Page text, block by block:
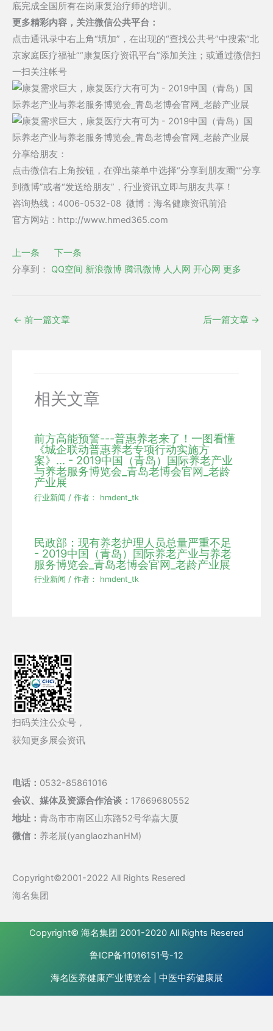
底完成全国所有在岗康复治疗师的培训。
更多精彩内容，关注微信公共平台：
点击通讯录中右上角“填加”，在出现的“查找公共号”中搜索“北
京家庭医疗福祉”“康复医疗资讯平台”添加关注；或通过微信扫
一扫关注帐号
分享给朋友：
点击微信右上角按钮，在弹出菜单中选择“分享到朋友圈”“分享
到微博”或者“发送给朋友”，行业资讯立即与朋友共享！
咨询热线：4006-0532-08 微博：海名健康资讯前沿
官方网站：http://www.hmed365.com
上一条
下一条
分享到：
QQ空间 新浪微博 腾讯微博 人人网 开心网 更多
← 前一篇文章 后一篇文章 →
相关文章
前方高能预警---普惠养老来了！一图看懂
《城企联动普惠养老专项行动实施方
案》... - 2019中国（青岛）国际养老产业
与养老服务博览会_青岛老博会官网_老龄
产业展
行业新闻 / 作者： hmdent_tk
民政部：现有养老护理人员总量严重不足
- 2019中国（青岛）国际养老产业与养老
服务博览会_青岛老博会官网_老龄产业展
行业新闻 / 作者： hmdent_tk
扫码关注公众号，
获知更多展会资讯
电话： 0532-85861016
会议、媒体及资源合作洽谈： 17669680552
地址： 青岛市市南区山东路52号华嘉大厦
微信： 养老展(yanglaozhanHM)
Copyright©2001-2022 All Rights Resered
海名集团
Copyright© 海名集团 2001-2020 All Rights Resered
鲁ICP备11016151号-12
海名医养健康产业博览会 中医中药健康展